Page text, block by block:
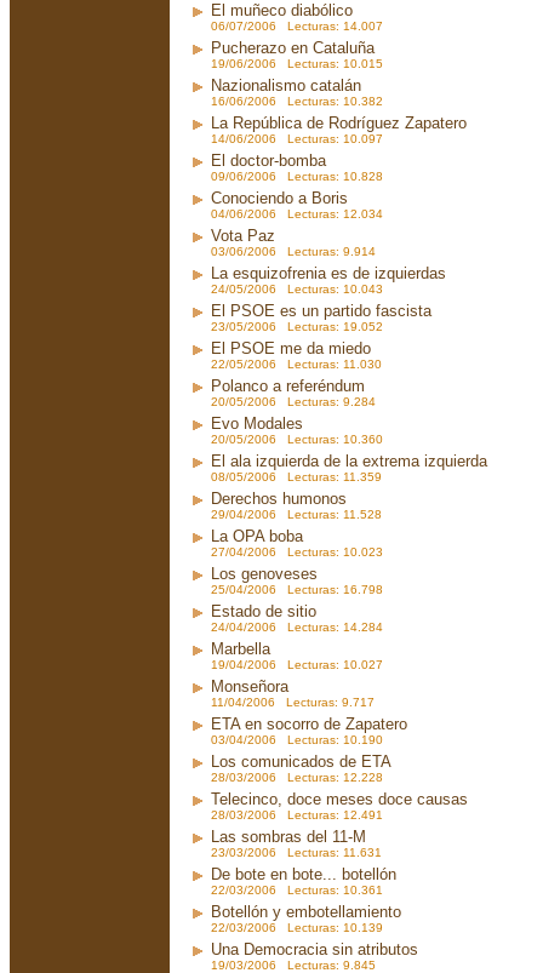
El muñeco diabólico
06/07/2006 Lecturas: 14.007
Pucherazo en Cataluña
19/06/2006 Lecturas: 10.015
Nazionalismo catalán
16/06/2006 Lecturas: 10.382
La República de Rodríguez Zapatero
14/06/2006 Lecturas: 10.097
El doctor-bomba
09/06/2006 Lecturas: 10.828
Conociendo a Boris
04/06/2006 Lecturas: 12.034
Vota Paz
03/06/2006 Lecturas: 9.914
La esquizofrenia es de izquierdas
24/05/2006 Lecturas: 10.043
El PSOE es un partido fascista
23/05/2006 Lecturas: 19.052
El PSOE me da miedo
22/05/2006 Lecturas: 11.030
Polanco a referéndum
20/05/2006 Lecturas: 9.284
Evo Modales
20/05/2006 Lecturas: 10.360
El ala izquierda de la extrema izquierda
08/05/2006 Lecturas: 11.359
Derechos humonos
29/04/2006 Lecturas: 11.528
La OPA boba
27/04/2006 Lecturas: 10.023
Los genoveses
25/04/2006 Lecturas: 16.798
Estado de sitio
24/04/2006 Lecturas: 14.284
Marbella
19/04/2006 Lecturas: 10.027
Monseñora
11/04/2006 Lecturas: 9.717
ETA en socorro de Zapatero
03/04/2006 Lecturas: 10.190
Los comunicados de ETA
28/03/2006 Lecturas: 12.228
Telecinco, doce meses doce causas
28/03/2006 Lecturas: 12.491
Las sombras del 11-M
23/03/2006 Lecturas: 11.631
De bote en bote... botellón
22/03/2006 Lecturas: 10.361
Botellón y embotellamiento
22/03/2006 Lecturas: 10.139
Una Democracia sin atributos
19/03/2006 Lecturas: 9.845